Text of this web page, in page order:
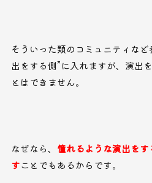
そういった類のコミュニティな
出をする側”に入れますが、演出
とはできません。
なぜなら、 憧れるような演出を
すことでもあるからです。